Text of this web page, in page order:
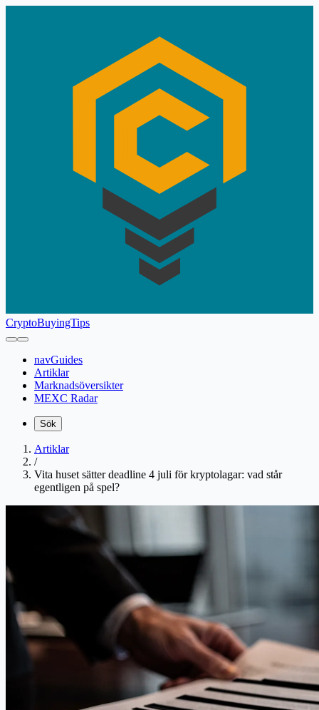
CryptoBuyingTips
navGuides
Artiklar
Marknadsöversikter
MEXC Radar
Sök
Artiklar
/
Vita huset sätter deadline 4 juli för kryptolagar: vad står
egentligen på spel?